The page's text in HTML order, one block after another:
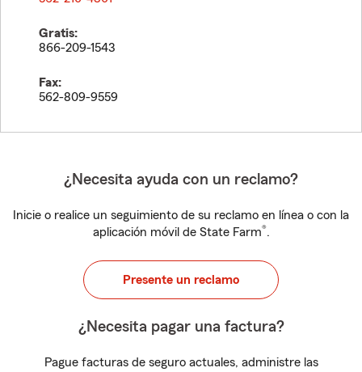
Gratis:
866-209-1543
Fax:
562-809-9559
¿Necesita ayuda con un reclamo?
Inicie o realice un seguimiento de su reclamo en línea o con la
aplicación móvil de State Farm®.
Presente un reclamo
¿Necesita pagar una factura?
Pague facturas de seguro actuales, administre las